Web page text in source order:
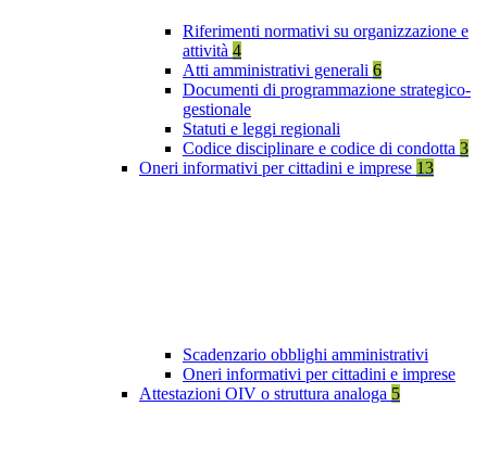
Riferimenti normativi su organizzazione e
attività 4
Atti amministrativi generali 6
Documenti di programmazione strategico-
gestionale
Statuti e leggi regionali
Codice disciplinare e codice di condotta 3
Oneri informativi per cittadini e imprese 13
Scadenzario obblighi amministrativi
Oneri informativi per cittadini e imprese
Attestazioni OIV o struttura analoga 5